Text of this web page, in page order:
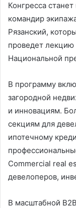
Конгресса
командир
Рязанский,
проведет лекцию
Национальной
В программу
загородной
и инновациям.
секциям для
ипотечному
Commercial real
девелоперов,
В масштабной